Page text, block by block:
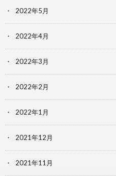
2022年5月
2022年4月
2022年3月
2022年2月
2022年1月
2021年12月
2021年11月